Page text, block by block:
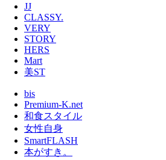
JJ
CLASSY.
VERY
STORY
HERS
Mart
美ST
bis
Premium-K.net
和食スタイル
女性自身
SmartFLASH
本がすき。